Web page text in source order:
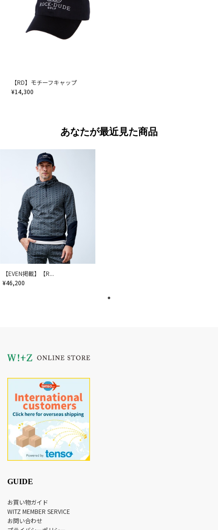
【RD】モチーフキャップ
¥14,300
あなたが最近見た商品
【EVEN掲載】【R...
¥46,200
GUIDE
お買い物ガイド
WITZ MEMBER SERVICE
お問い合わせ